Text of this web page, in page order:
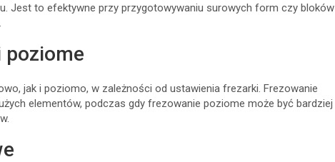
Jest to efektywne przy przygotowywaniu surowych form czy bloków
poziome
jak i poziomo, w zależności od ustawienia frezarki. Frezowanie
elementów, podczas gdy frezowanie poziome może być bardziej